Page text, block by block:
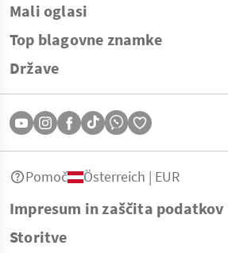
Mali oglasi
Top blagovne znamke
Države
Impresum in zaščita podatkov
Storitve
Pomoč Österreich | EUR